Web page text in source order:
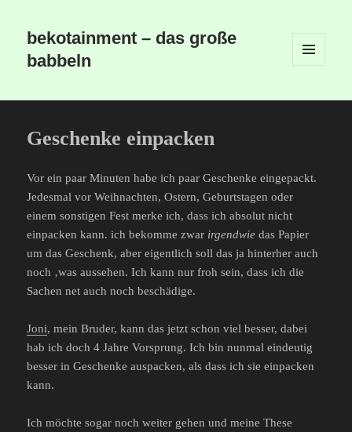
bekotainment – das große
babbeln
Geschenke einpacken
Vor ein paar Minuten habe ich paar Geschenke eingepackt.
Jedesmal vor Weihnachten, Ostern, Geburtstagen oder
einem sonstigen Fest merke ich, dass ich absolut nicht
einpacken kann. ich bekomme zwar irgendwie das Papier
um das Geschenk, aber eigentlich soll das ja hinterher auch
noch ‚was aussehen. Ich kann nur froh sein, dass ich die
Sachen net auch noch beschädige.
Joni, mein Bruder, kann das jetzt schon viel besser, dabei
hab ich doch 4 Jahre Vorsprung. Ich bin nunmal eindeutig
besser in Geschenke auspacken, als dass ich sie einpacken
kann.
Ich möchte sogar noch weiter gehen und meine These